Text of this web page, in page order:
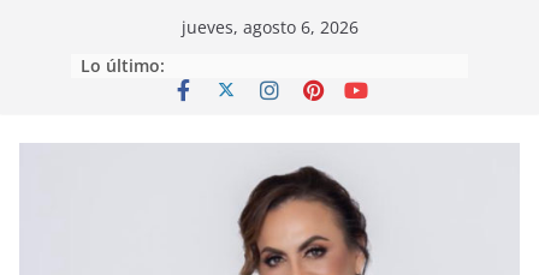
jueves, agosto 6, 2026
Lo último: